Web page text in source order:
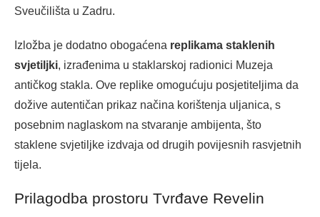
Sveučilišta u Zadru.
Izložba je dodatno obogaćena replikama staklenih
svjetiljki, izrađenima u staklarskoj radionici Muzeja
antičkog stakla. Ove replike omogućuju posjetiteljima da
dožive autentičan prikaz načina korištenja uljanica, s
posebnim naglaskom na stvaranje ambijenta, što
staklene svjetiljke izdvaja od drugih povijesnih rasvjetnih
tijela.
Prilagodba prostoru Tvrđave Revelin